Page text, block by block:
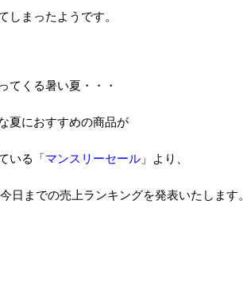
しまったようです。
てくる暑い夏・・・
夏におすすめの商品が
いる「マンスリーセール 」より、
日までの売上ランキングを発表いたします。